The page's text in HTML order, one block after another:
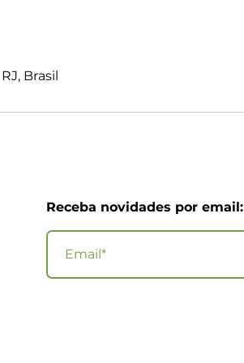
Brasil
Receba novidades por email: